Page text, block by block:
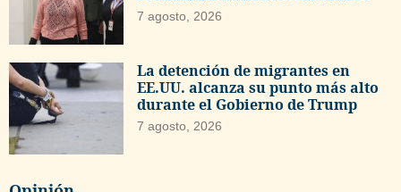
7 agosto, 2026
La detención de migrantes en
EE.UU. alcanza su punto más alto
durante el Gobierno de Trump
7 agosto, 2026